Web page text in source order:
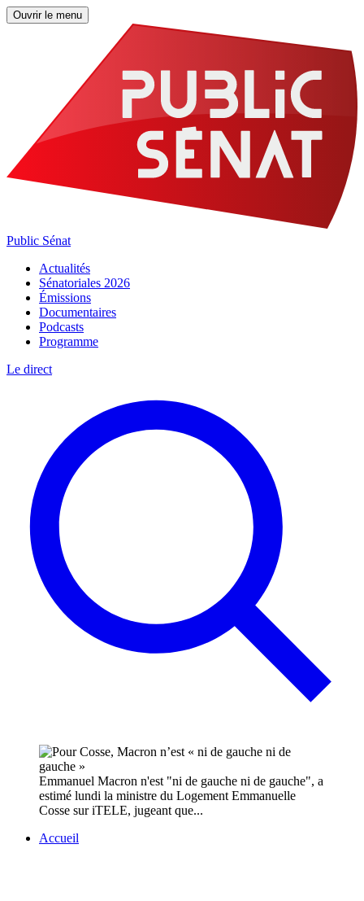
Ouvrir le menu
Public Sénat
Actualités
Sénatoriales 2026
Émissions
Documentaires
Podcasts
Programme
Le direct
Emmanuel Macron n'est "ni de gauche ni de gauche", a
estimé lundi la ministre du Logement Emmanuelle
Cosse sur iTELE, jugeant que...
Accueil